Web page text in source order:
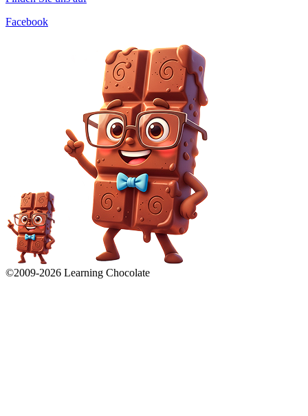
Facebook
©2009-2026 Learning Chocolate